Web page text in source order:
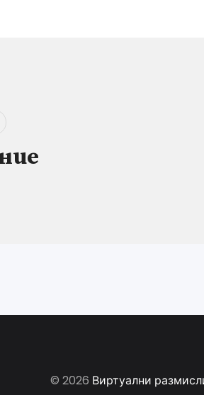
© 2026 Виртуални